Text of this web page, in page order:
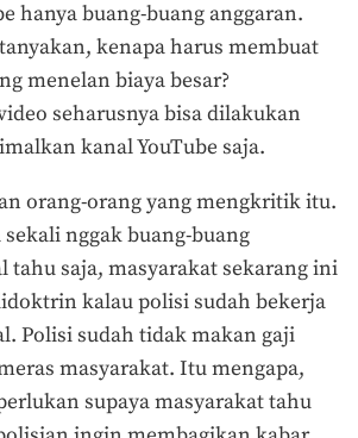
hanya buang-buang anggaran.
kenapa harus membuat
menelan biaya besar?
seharusnya bisa dilakukan
kanal YouTube saja.
orang-orang yang mengkritik itu.
nggak buang-buang
tahu saja, masyarakat sekarang ini
kalau polisi sudah bekerja
Polisi sudah tidak makan gaji
masyarakat. Itu mengapa,
supaya masyarakat tahu